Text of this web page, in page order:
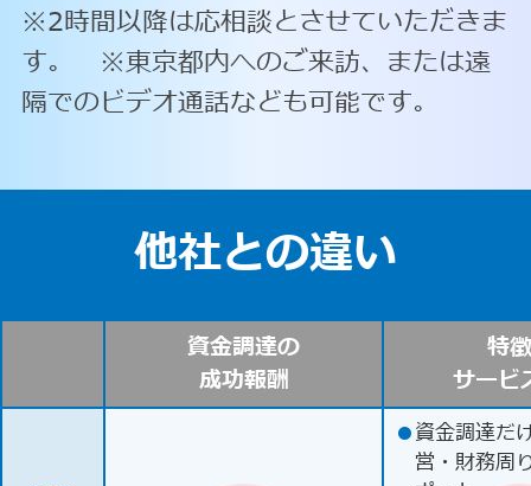
※2時間以降は応相談とさせていただきま
す。 ※東京都内へのご来訪、または遠
隔でのビデオ通話なども可能です。
他社との違い
資金調達の
成功報酬
特
サービ
●資金調達だ
営・財務周